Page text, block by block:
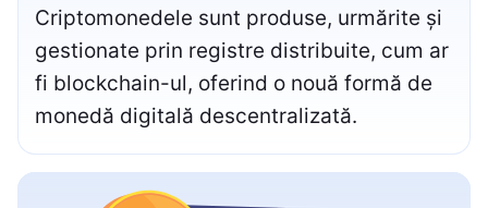
Criptomonedele sunt produse, urmărite și
gestionate prin registre distribuite, cum ar
fi blockchain-ul, oferind o nouă formă de
monedă digitală descentralizată.